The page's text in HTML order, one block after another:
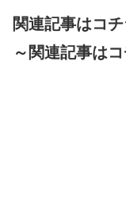
関連記事はコチ
～関連記事は